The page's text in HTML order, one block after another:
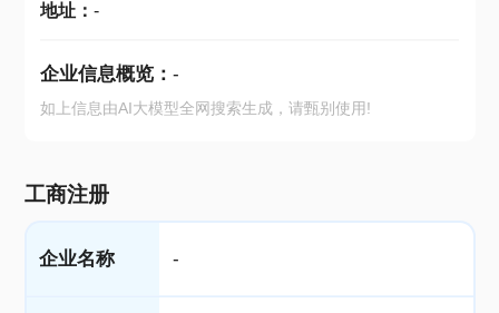
地址： -
企业信息概览： -
如上信息由AI大模型全网搜索生成，请甄别使用!
工商注册
企业名称 -